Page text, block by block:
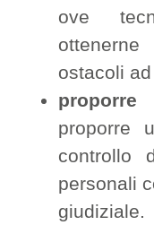
ove
ostacoli
proporre
proporre
controllo
personali
giudiziale.